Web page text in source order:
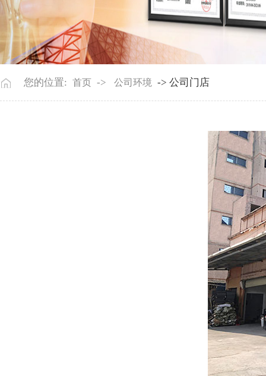
您的位置: 首页 -> 公司环境 -> 公司门店